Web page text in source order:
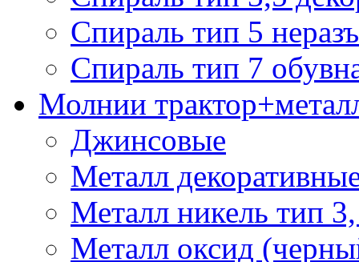
Спираль тип 5
Спираль тип 7
Молнии
Джинсовые
Металл
Металл никель тип
Металл оксид